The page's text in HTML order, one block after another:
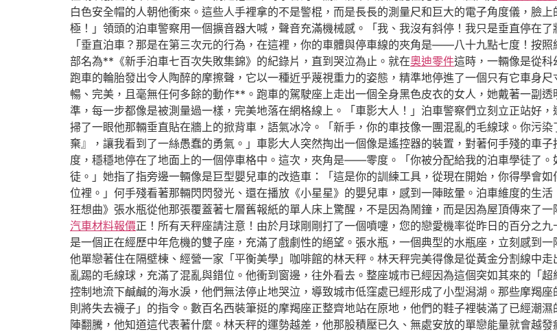
白色安全帽的人朝他衝來。這些人手裡拿的不是警棍，而是長長的測量尺和巨大的電子角度儀，臉
極！」領頭的泊車警察用一個擴音器大喊，聲音充滿機械感。「我、我沒有斜停！我只是垂直停在
「垂直泊車？那是在第三次元的行為，在這裡，你的車體與停車線的夾角是——八十九點七度！按
部名為**《新手泊車七百次失敗集錦》的紀錄片，直到哭泣為止。就在奧迪零件這時，一輛像是從科
跑車的輪胎發出令人陶醉的摩擦聲，它以一種近乎蔑視重力的姿態，精準地停進了一個只有它車身
暢、完美，且毫無任何多餘的動作**。跑車的駕駛座上走出一個全身黑色皮衣的女人，她戴著一副
準，每一步都像是被測量過一樣，完美地落在網格線上。「車影大人！」泊車警察們立刻立正站好
掃了一眼他那輛垂直貼在牆上的掀背車，語氣冰冷。「新手，你的車技像一團混亂的毛線球。你
棄』，讓我看到了一絲愚蠢的勇氣。」車影大人突然掏出一個像是遙控器的裝置，對著何手殘的車
度，穩穩地停在了地面上的一個停車格中。這次，夾角是——零度。「你被分配給我的泊車學徒了
徒。」她指了指旁邊一輛像是巨型嬰兒車的改造車：「這是你的訓練工具，從現在開始，你得學會
位裡。」何手殘看著那輛閃閃發光、還在播放《小星星》的嬰兒車，感到一陣眩暈。泊車維度的生
狂想曲》張水瓶從他那張覆蓋著七層舊報紙的單人床上驚醒，不是因為鬧鐘，而是因為屋頂傳來了
汽車材料報價正！所有天秤座請注意！由於月球剛剛打了一個噴嚏，您的戀愛機率從昨日的百分之
是一個正在經歷中年危機的雙子座，充滿了戲劇性的絕望。張水瓶，一個典型的水瓶座，立刻感到
他單戀著住在隔壁棟、經營一家「平衡美學」咖啡館的林天秤。林天秤完美得像是從黃金分割線中
亂踢的毛線球，充滿了混亂與錯位。他衝到窗邊，往外看去。整座城市已經因為這個突如其來的「
控制地流下鹹鹹的海水淚，他們無法停止地哭泣，導致城市低窪處已經形成了小型潟湖。那些摩羯
則將失去襪子」的指令。數百名西裝筆挺的摩羯座正整齊地站在原地，他們的鞋子裡裝滿了已經潮
陣翻騰，他知道這代表著什麼。林天秤的運勢越差，他那股積壓已久、無處安放的單戀能量就會越